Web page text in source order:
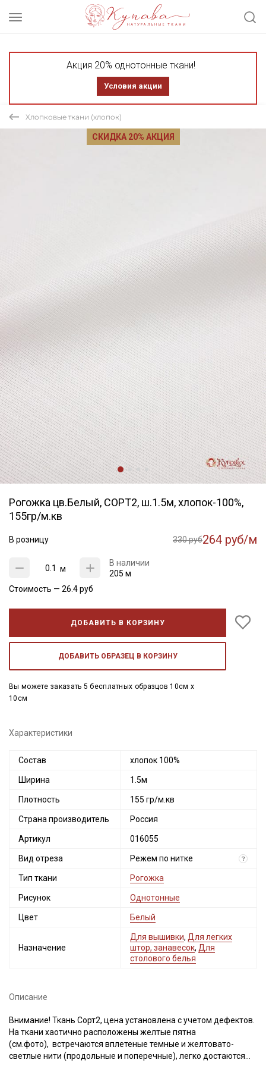
Акция 20% однотонные ткани!
Условия акции
Хлопковые ткани (хлопок)
СКИДКА 20% АКЦИЯ
Рогожка цв.Белый, СОРТ2, ш.1.5м, хлопок-100%,
155гр/м.кв
В розницу 330 руб264 руб/м
м
В наличии
205 м
Стоимость — 26.4руб
ДОБАВИТЬ В КОРЗИНУ
ДОБАВИТЬ ОБРАЗЕЦ В КОРЗИНУ
Вы можете заказать 5 бесплатных образцов 10см x
10см
Характеристики
Состав хлопок 100%
Ширина 1.5м
Плотность 155 гр/м.кв
Страна производитель Россия
Артикул 016055
Вид отреза Режем по нитке ?
Тип ткани Рогожка
Рисунок Однотонные
Цвет Белый
Назначение
Для вышивки, Для легких
штор, занавесок, Для
столового белья
Описание
Внимание! Ткань Сорт2, цена установлена с учетом дефектов.
На ткани хаотично расположены желтые пятна
(см.фото), встречаются вплетеные темные и желтовато-
светлые нити (продольные и поперечные), легко достаются